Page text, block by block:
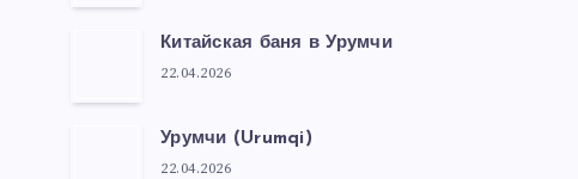
Китайская баня в Урумчи
22.04.2026
Урумчи (Urumqi)
22.04.2026